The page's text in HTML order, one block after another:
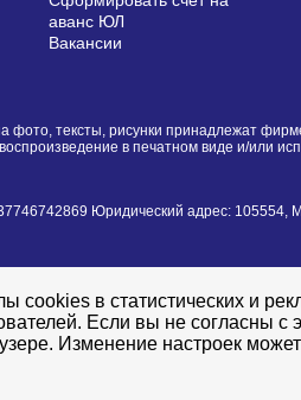
аванс ЮЛ
Вакансии
фото, тексты, рисунки принадлежат
в печатном виде и/или
Юридический адрес: 105554,
cookies в статистических и
Если вы не согласны
Изменение настроек